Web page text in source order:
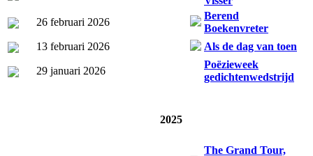
26 februari 2026
Berend
Boekenvreter
13 februari 2026
Als de dag van toen
29 januari 2026
Poëzieweek
gedichtenwedstrijd
2025
The Grand Tour,